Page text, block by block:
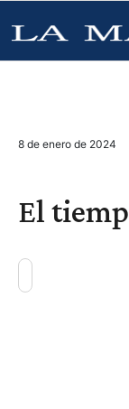
8 de enero de 2024
El